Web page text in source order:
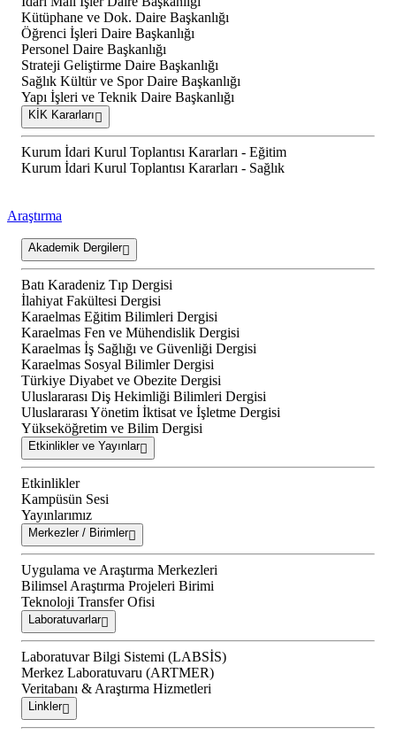
Kütüphane ve Dok. Daire Başkanlığı
Öğrenci İşleri Daire Başkanlığı
Personel Daire Başkanlığı
Strateji Geliştirme Daire Başkanlığı
Sağlık Kültür ve Spor Daire Başkanlığı
Yapı İşleri ve Teknik Daire Başkanlığı
KİK Kararları
Kurum İdari Kurul Toplantısı Kararları - Eğitim
Kurum İdari Kurul Toplantısı Kararları - Sağlık
Araştırma
Akademik Dergiler
Batı Karadeniz Tıp Dergisi
İlahiyat Fakültesi Dergisi
Karaelmas Eğitim Bilimleri Dergisi
Karaelmas Fen ve Mühendislik Dergisi
Karaelmas İş Sağlığı ve Güvenliği Dergisi
Karaelmas Sosyal Bilimler Dergisi
Türkiye Diyabet ve Obezite Dergisi
Uluslararası Diş Hekimliği Bilimleri Dergisi
Uluslararası Yönetim İktisat ve İşletme Dergisi
Yükseköğretim ve Bilim Dergisi
Etkinlikler ve Yayınlar
Etkinlikler
Kampüsün Sesi
Yayınlarımız
Merkezler / Birimler
Uygulama ve Araştırma Merkezleri
Bilimsel Araştırma Projeleri Birimi
Teknoloji Transfer Ofisi
Laboratuvarlar
Laboratuvar Bilgi Sistemi (LABSİS)
Merkez Laboratuvaru (ARTMER)
Veritabanı & Araştırma Hizmetleri
Linkler